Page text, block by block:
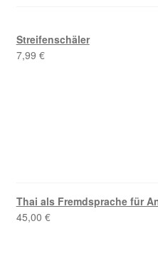
Streifenschäler
7,99 €
Thai als Fremdsprache für
45,00 €